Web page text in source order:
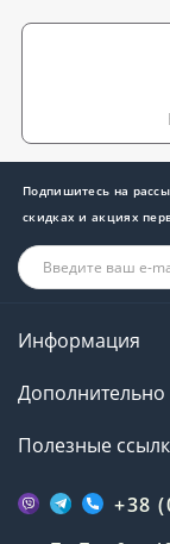
Подпишитесь на
скидках и акциях
Информация
Дополнительно
Полезные
+38